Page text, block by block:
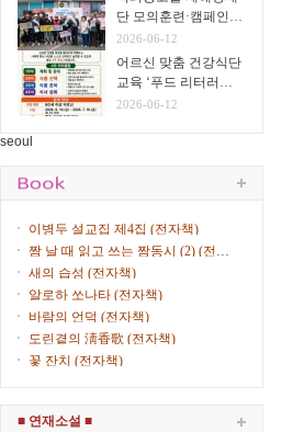
단 모의훈련·캠페인
실시
2026-06-12
어르신 맞춤 건강식단
교육 ‘푸드 리터러시
클래스’ 운영
2026-06-12
seoul
이병두 설교집 제4집 (전자책)
짬 날 때 읽고 쓰는 짬동시 (2) (전자
책)
새의 습성 (전자책)
알로하 쏘나타 (전자책)
바람의 언덕 (전자책)
도린곁의 淸香歌 (전자책)
꽃 잔치 (전자책)
■ 연재소설 ■